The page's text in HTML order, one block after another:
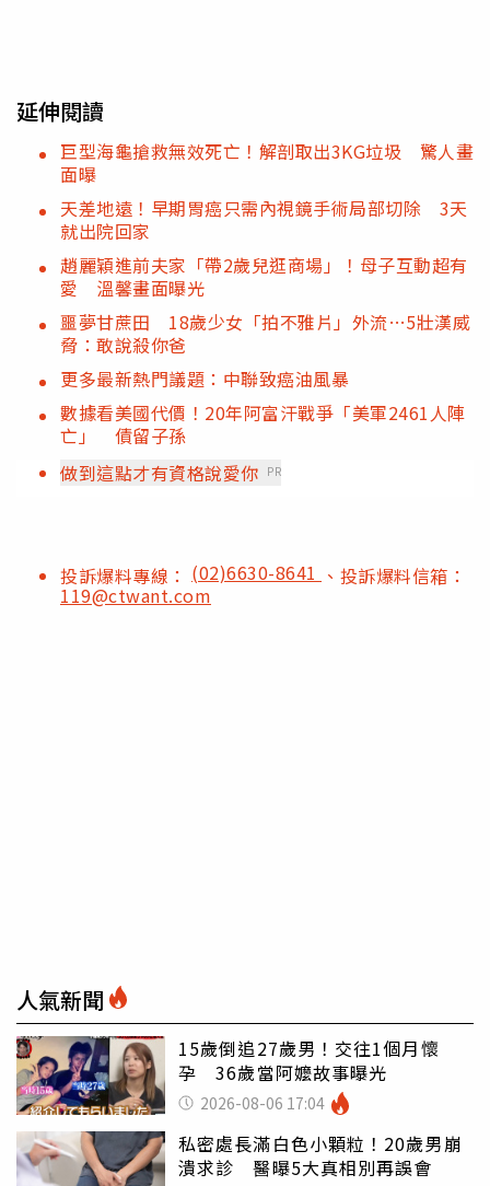
延伸閱讀
巨型海龜搶救無效死亡！解剖取出3KG垃圾 驚人畫
面曝
天差地遠！早期胃癌只需內視鏡手術局部切除 3天
就出院回家
趙麗穎進前夫家「帶2歲兒逛商場」！母子互動超有
愛 溫馨畫面曝光
噩夢甘蔗田 18歲少女「拍不雅片」外流…5壯漢威
脅：敢說殺你爸
更多最新熱門議題：中聯致癌油風暴
數據看美國代價！20年阿富汗戰爭「美軍2461人陣
亡」 債留子孫
做到這點才有資格說愛你 PR
投訴爆料專線： (02)6630-8641 、投訴爆料信箱：
119@ctwant.com
人氣新聞
15歲倒追27歲男！交往1個月懷
孕 36歲當阿嬤故事曝光
2026-08-06 17:04
私密處長滿白色小顆粒！20歲男崩
潰求診 醫曝5大真相別再誤會